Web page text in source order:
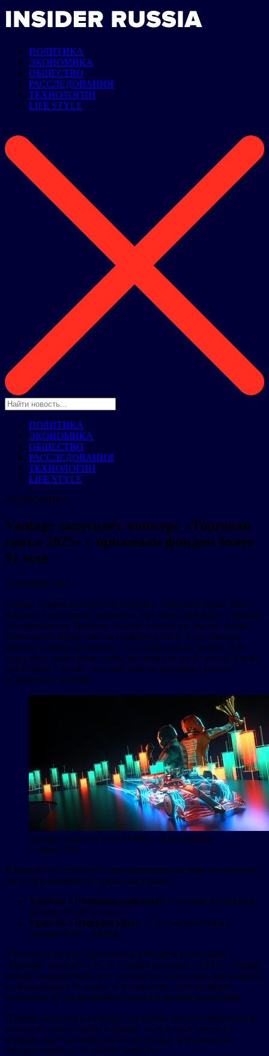
ПОЛИТИКА
ЭКОНОМИКА
ОБЩЕСТВО
РАССЛЕДОВАНИЯ
ТЕХНОЛОГИИ
LIFE STYLE
ПОЛИТИКА
ЭКОНОМИКА
ОБЩЕСТВО
РАССЛЕДОВАНИЯ
ТЕХНОЛОГИИ
LIFE STYLE
ЭКОНОМИКА
Vantage запускает конкурс «Торговая
гонка 2025» с призовым фондом более
$1 млн
9 сентября 2025
Vantage объявила о запуске конкурса «Торговая гонка 2025»,
который вознаградит активную торговлю трейдеров в период
его проведения. Принять участие в конкурсе смогут только
клиенты из определенных стран/регионов. В состязании,
которое пройдет в период с 15 сентября по 14 ноября 2025
года, будут разыграны призы на сумму более $1 млн в разных
категориях, а также дополнительные награды в рамках
«Секретных миссий».
Vantage Launches Race to Win — Live Trading
Contest 2025
В конкурсе используется двухуровневая система обеспечения
честной конкуренции среди участников:
Уровень 1 (Чемпионский круг) — чистые депозиты в
размере $5 000 и выше.
Уровень 2 (Первый круг) — чистые депозиты в
размере $500 – $4 999.
Участники смогут соревноваться по двум категориям –
«Процент прибыли» (%) и «Сумма прибыли» (USD) – открыв
новый «конкурсный счет» для каждой категории, как указано
в официальных Условиях и положениях. Это расширит
возможности для получения призов в разных категориях.
Помимо основного конкурса, трейдеры смогут побороться за
дополнительные призы в рамках «Секретных миссий»,
которые будут автоматически доступные для клиентов,
соответствующих условиям конкурса: